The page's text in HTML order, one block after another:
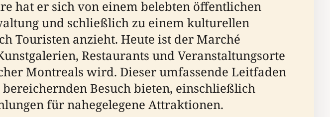
hat er sich von einem belebten öffentlichen
und schließlich zu einem kulturellen
Touristen anzieht. Heute ist der Marché
Restaurants und Veranstaltungsorte
Montreals wird. Dieser umfassende Leitfaden
Besuch bieten, einschließlich
für nahegelegene Attraktionen.